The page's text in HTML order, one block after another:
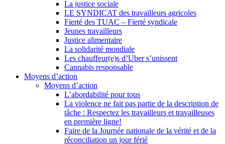
La justice sociale
LE SYNDICAT des travailleurs agricoles
Fierté des TUAC – Fierté syndicale
Jeunes travailleurs
Justice alimentaire
La solidarité mondiale
Les chauffeur(e)s d’Uber s’unissent
Cannabis responsable
Moyens d’action
Moyens d’action
L’abordabilité pour tous
La violence ne fait pas partie de la description de
tâche : Respectez les travailleurs et travailleuses
en première ligne!
Faire de la Journée nationale de la vérité et de la
réconciliation un jour férié